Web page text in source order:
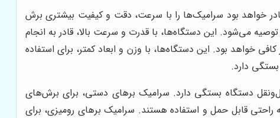
خواهد بود سرامیک‌ها را با سرعت، دقت و کیفیت بیشتری برش
بزرگ، سنگین و نیازمند برش‌های طولانی و مداوم، سرامیک بر با توان موتور بالا (معمولاً بالای 1000 وات) توصیه می‌شود. این دستگاه‌ها، با قدرت و سرعت بالا، قادر به انجام
خواهد بود. این دستگاه‌ها، با وزن و ابعاد کمتر، برای استفاده
دارد.
دستگاه بستگی دارد. سرامیک برهای دستی، برای برش‌های
قابل حمل و استفاده هستند. سرامیک برهای رومیزی، برای